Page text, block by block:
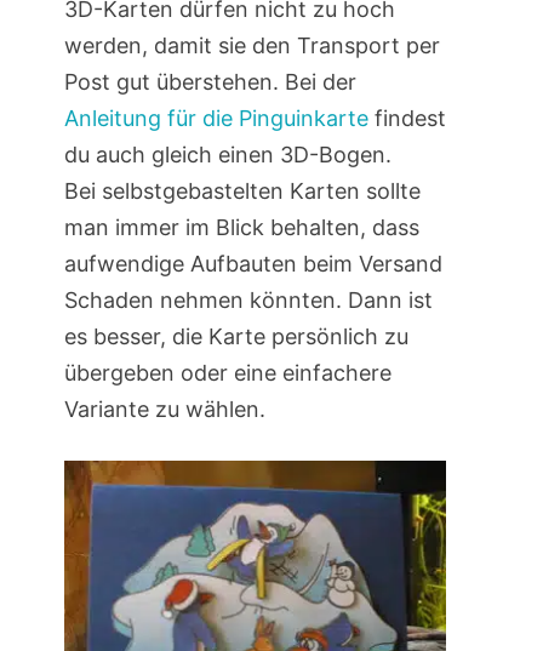
3D-Karten dürfen nicht zu hoch
werden, damit sie den Transport per
Post gut überstehen. Bei der
Anleitung für die Pinguinkartefindest
du auch gleich einen 3D-Bogen.
Bei selbstgebastelten Karten sollte
man immer im Blick behalten, dass
aufwendige Aufbauten beim Versand
Schaden nehmen könnten. Dann ist
es besser, die Karte persönlich zu
übergeben oder eine einfachere
Variante zu wählen.